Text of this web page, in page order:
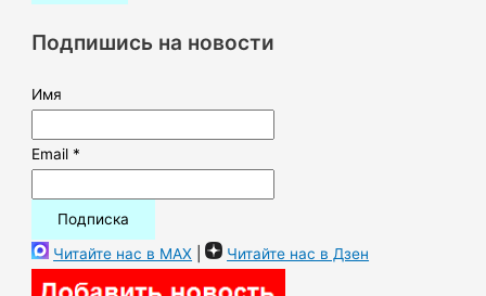
:Подпишись на новости
Имя
Email *
Читайте нас в MAX | Читайте нас в Дзен